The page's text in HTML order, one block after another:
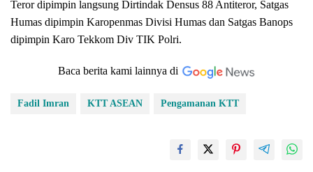
Teror dipimpin langsung Dirtindak Densus 88 Antiteror, Satgas
Humas dipimpin Karopenmas Divisi Humas dan Satgas Banops
dipimpin Karo Tekkom Div TIK Polri.
Baca berita kami lainnya di
Fadil Imran KTT ASEAN Pengamanan KTT